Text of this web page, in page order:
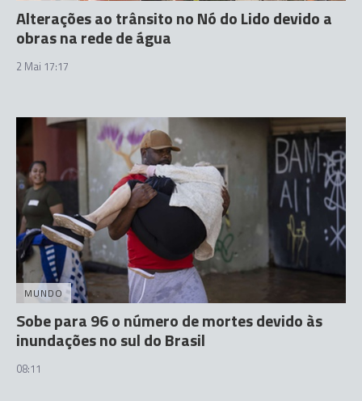
Alterações ao trânsito no Nó do Lido devido a
obras na rede de água
2 Mai 17:17
MUNDO
Sobe para 96 o número de mortes devido às
inundações no sul do Brasil
08:11